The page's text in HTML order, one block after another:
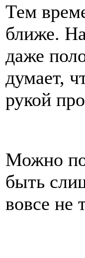
Тем
ближе.
даже
думает,
рукой
Можно
быть
вовсе не